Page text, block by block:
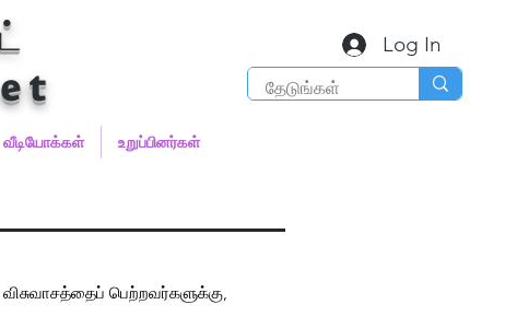
Log In
வீடியோக்கள் உறுப்பினர்கள்
பெற்றவர்களுக்கு,